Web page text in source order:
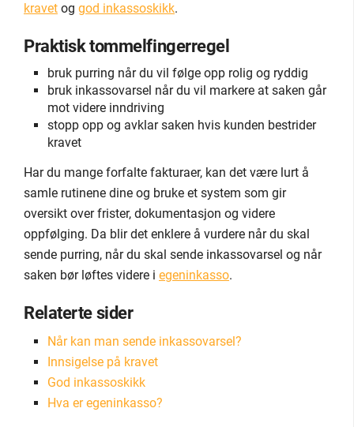
kravet og god inkassoskikk.
Praktisk tommelfingerregel
bruk purring når du vil følge opp rolig og ryddig
bruk inkassovarsel når du vil markere at saken går
mot videre inndriving
stopp opp og avklar saken hvis kunden bestrider
kravet
Har du mange forfalte fakturaer, kan det være lurt å
samle rutinene dine og bruke et system som gir
oversikt over frister, dokumentasjon og videre
oppfølging. Da blir det enklere å vurdere når du skal
sende purring, når du skal sende inkassovarsel og når
saken bør løftes videre i egeninkasso.
Relaterte sider
Når kan man sende inkassovarsel?
Innsigelse på kravet
God inkassoskikk
Hva er egeninkasso?